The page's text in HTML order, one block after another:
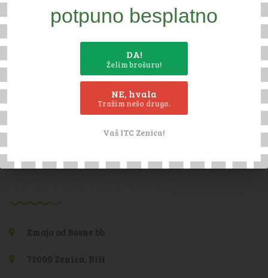
asortiman rezervnih dijelova za sve proizvode u našoj prodaji.
Originalni dijelovi koje Vam nudimo su plod znanja i vještina te
su osmišljeni kako bi u popunosti odgovarali tehničkim
zahtjevima proizvoda. Time se logično i savršeno uklapaju u
proizvod kako bi Vam omogučili rad s potpunim povjerenjem.
Zmaja od Bosne bb
72000 Zenica, BiH
potpuno besplatno
DA!
Želim brošuru!
NE, hvala
Tražim nešo drugo.
Vaš ITC Zenica!